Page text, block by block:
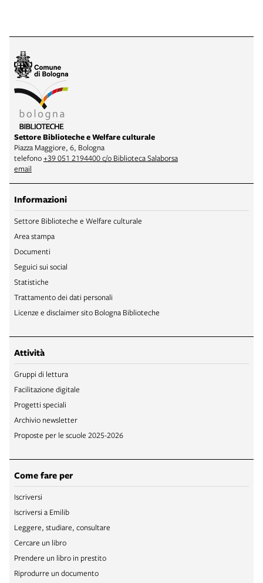
Settore Biblioteche e Welfare culturale
Piazza Maggiore, 6, Bologna
telefono+39 051 2194400 c/o Biblioteca Salaborsa
email
Informazioni
Settore Biblioteche e Welfare culturale
Area stampa
Documenti
Seguici sui social
Statistiche
Trattamento dei dati personali
Licenze e disclaimer sito Bologna Biblioteche
Attività
Gruppi di lettura
Facilitazione digitale
Progetti speciali
Archivio newsletter
Proposte per le scuole 2025-2026
Come fare per
Iscriversi
Iscriversi a Emilib
Leggere, studiare, consultare
Cercare un libro
Prendere un libro in prestito
Riprodurre un documento